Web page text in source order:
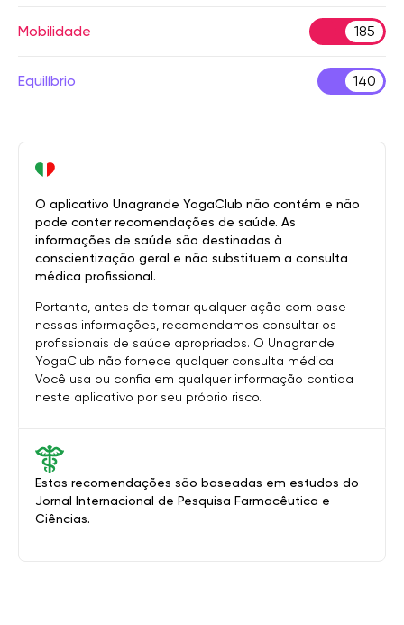
Mobilidade 185
Equilíbrio 140
Estas recomendações são baseadas em estudos do
Jornal Internacional de Pesquisa Farmacêutica e
Ciências.
O aplicativo Unagrande YogaClub não contém e não
pode conter recomendações de saúde. As
informações de saúde são destinadas à
conscientização geral e não substituem a consulta
médica profissional.
Portanto, antes de tomar qualquer ação com base
nessas informações, recomendamos consultar os
profissionais de saúde apropriados. O Unagrande
YogaClub não fornece qualquer consulta médica.
Você usa ou confia em qualquer informação contida
neste aplicativo por seu próprio risco.